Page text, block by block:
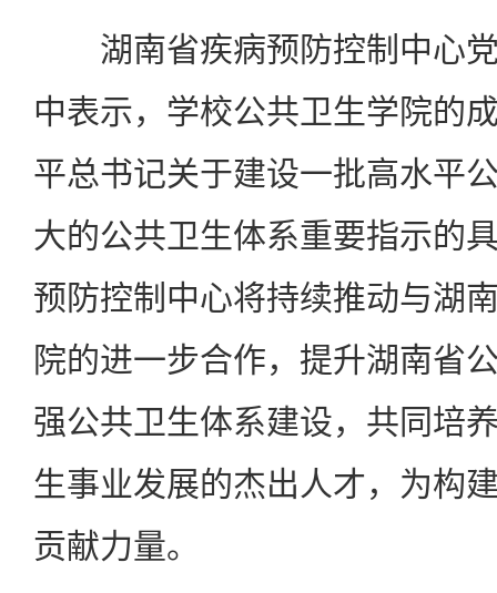
湖南省疾病预防控制中心党
中表示，学校公共卫生学院的
平总书记关于建设一批高水平
大的公共卫生体系重要指示的
预防控制中心将持续推动与湖
院的进一步合作，提升湖南省
强公共卫生体系建设，共同培
生事业发展的杰出人才，为构
贡献力量。